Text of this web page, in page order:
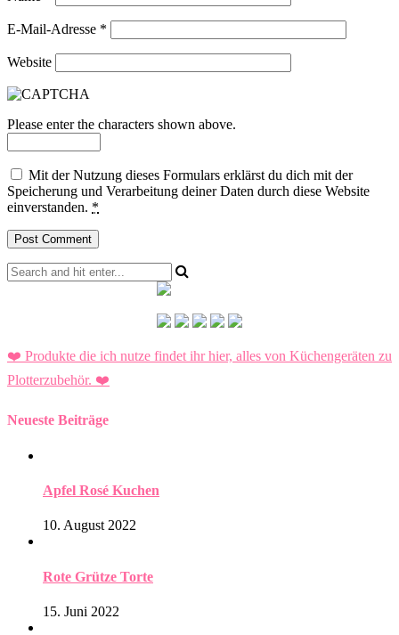
E-Mail-Adresse *
Website
Please enter the characters shown above.
Mit der Nutzung dieses Formulars erklärst du dich mit der
Speicherung und Verarbeitung deiner Daten durch diese Website
einverstanden. *
❤️ Produkte die ich nutze findet ihr hier, alles von Küchengeräten zu
Plotterzubehör. ❤️
Neueste Beiträge
Apfel Rosé Kuchen
10. August 2022
Rote Grütze Torte
15. Juni 2022